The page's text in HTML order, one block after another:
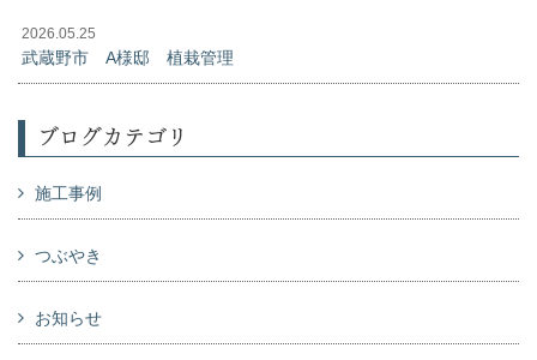
2026.05.25
武蔵野市 A様邸 植栽管理
ブログカテゴリ
施工事例
つぶやき
お知らせ